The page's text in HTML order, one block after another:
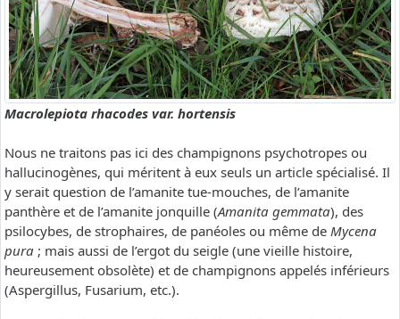
Macrolepiota rhacodes var. hortensis
Nous ne traitons pas ici des champignons psychotropes ou
hallucinogènes, qui méritent à eux seuls un article spécialisé. Il
y serait question de l’amanite tue-mouches, de l’amanite
panthère et de l’amanite jonquille (Amanita gemmata), des
psilocybes, de strophaires, de panéoles ou même de Mycena
pura ; mais aussi de l’ergot du seigle (une vieille histoire,
heureusement obsolète) et de champignons appelés inférieurs
(Aspergillus, Fusarium, etc.).